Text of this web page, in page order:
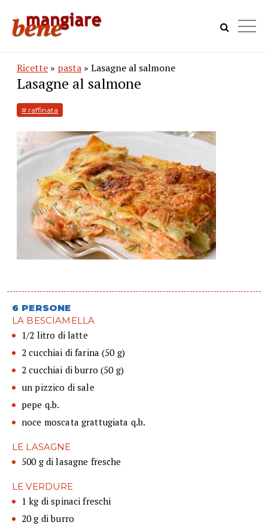
Ricette » pasta » Lasagne al salmone
Lasagne al salmone
# raffinata
6 PERSONE
LA BESCIAMELLA
1/2 litro di latte
2 cucchiai di farina (50 g)
2 cucchiai di burro (50 g)
un pizzico di sale
pepe q.b.
noce moscata grattugiata q.b.
LE LASAGNE
500 g di lasagne fresche
LE VERDURE
1 kg di spinaci freschi
20 g di burro